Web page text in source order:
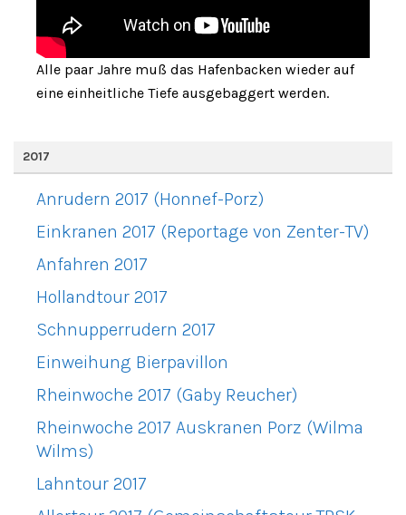
Alle paar Jahre muß das Hafenbacken wieder auf
eine einheitliche Tiefe ausgebaggert werden.
2017
Anrudern 2017 (Honnef-Porz)
Einkranen 2017 (Reportage von Zenter-TV)
Anfahren 2017
Hollandtour 2017
Schnupperrudern 2017
Einweihung Bierpavillon
Rheinwoche 2017 (Gaby Reucher)
Rheinwoche 2017 Auskranen Porz (Wilma
Wilms)
Lahntour 2017